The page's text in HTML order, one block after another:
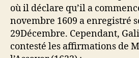
où il déclare qu’il a
novembre 1609 a enregistré
29Décembre. Cependant,
contesté les affirmations de